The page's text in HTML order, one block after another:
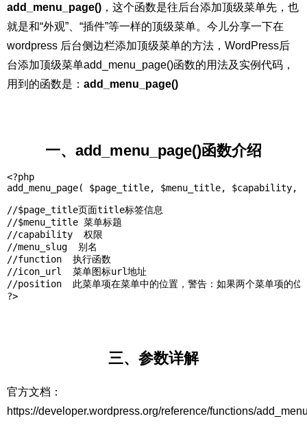
add_menu_page() ，这个函数是往后台添加顶级菜单先，也
就是和“外观”、“插件”等一样的顶级菜单。今儿分享一下在
wordpress 后台侧边栏添加顶级菜单的方法，WordPress后
台添加顶级菜单add_menu_page()函数的用法及实例代码，
用到的函数是： add_menu_page()
一、 add_menu_page()函数介绍
<?php
add_menu_page( $page_title, $menu_title,
//$page_title页面title标签信息
//$menu_title 菜单标题
//capability  权限
//menu_slug  别名
//function  执行函数
//icon_url  菜单图标url地址
//position  此菜单项在菜单中的位置，警告：如果两个菜单项的
?>
三、参数详解
官方文档：
https://developer.wordpress.org/reference/functions/